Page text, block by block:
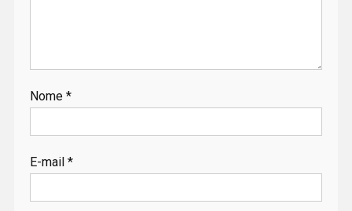
Nome *
E-mail *